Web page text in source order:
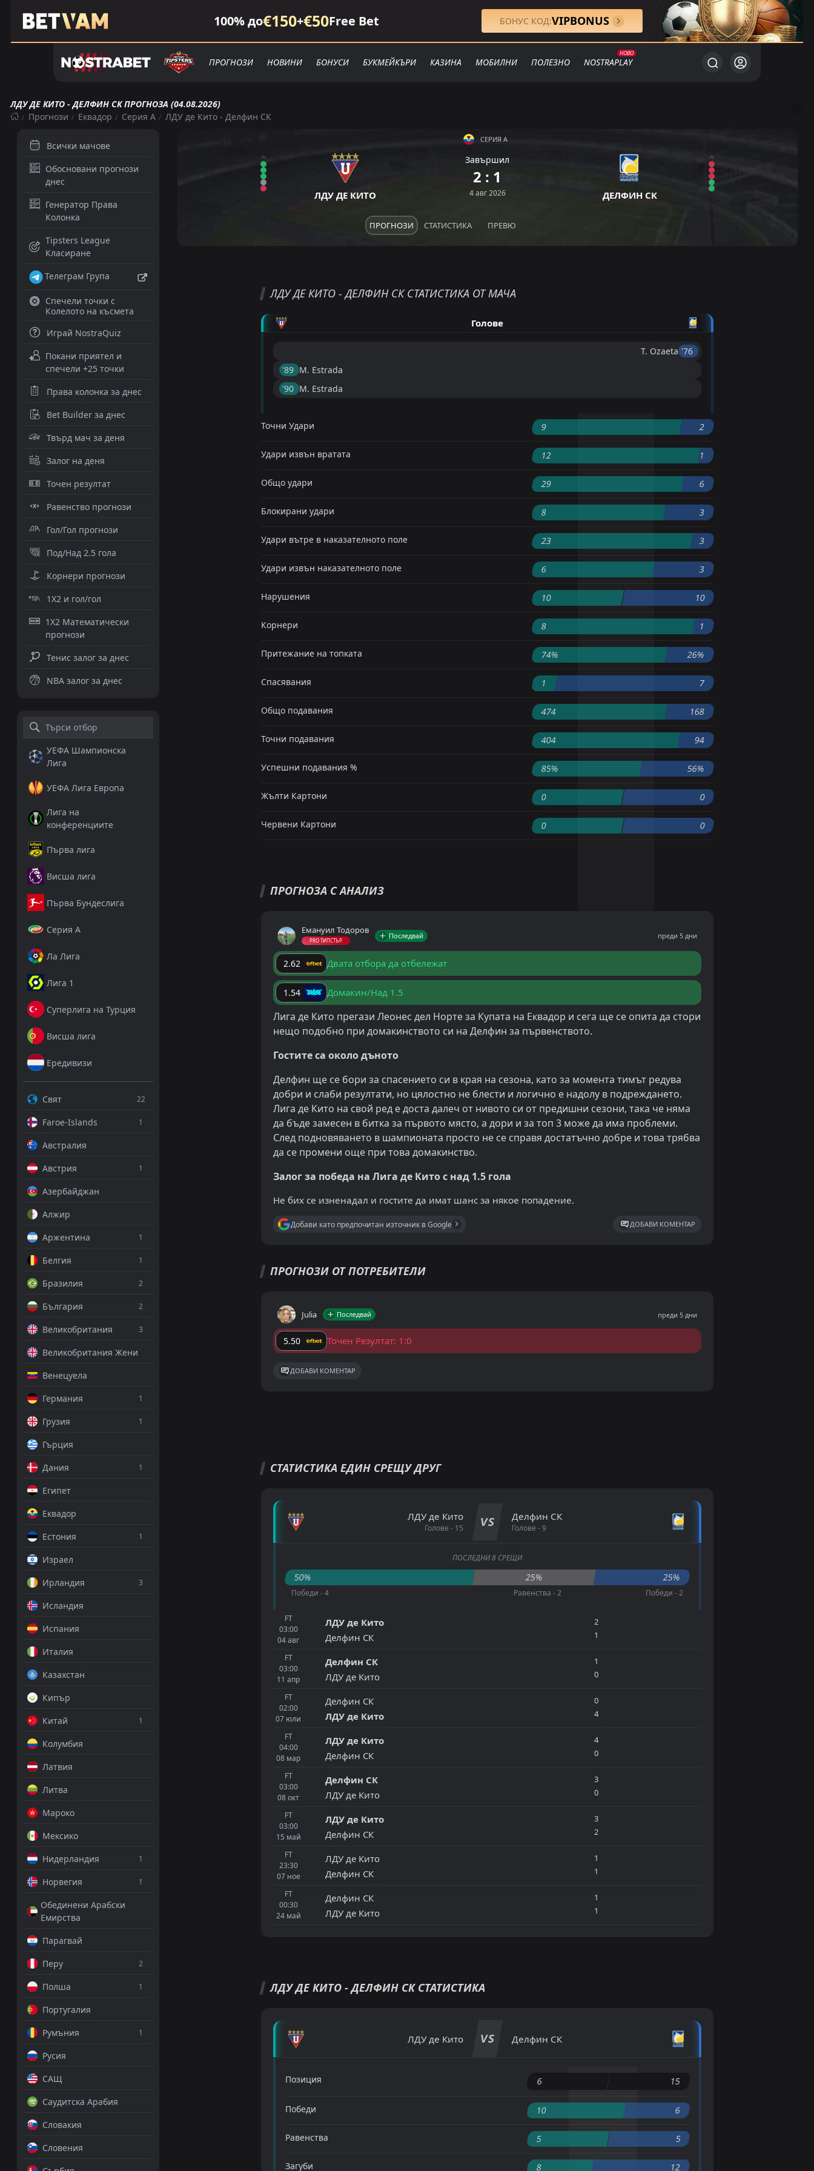
100% до€150+€50Free Bet БОНУС КОД:VIPBONUS
ПРОГНОЗИ НОВИНИ БОНУСИ БУКМЕЙКЪРИ КАЗИНА МОБИЛНИ ПОЛЕЗНО NOSTRAPLAY
ЛДУ ДЕ КИТО - ДЕЛФИН СК ПРОГНОЗА (04.08.2026)
Прогнози
Еквадор Серия А ЛДУ де Кито - Делфин СК
Всички мачове
Обосновани прогнози
днес
Генератор Права
Колонка
Tipsters League
Класиране
Телеграм Група
Спечели точки с
Колелото на късмета
Играй NostraQuiz
Покани приятел и
спечели +25 точки
Права колонка за днес
Bet Builder за днес
Твърд мач за деня
Залог на деня
Точен резултат
Равенство прогнози
Гол/Гол прогнози
Под/Над 2.5 гола
Корнери прогнози
1X2 и гол/гол
1X2 Математически
прогнози
Тенис залог за днес
NBA залог за днес
УЕФА Шампионска
Лига
УЕФА Лига Европа
Лига на
конференциите
Първа лига
Висша лига
Първа Бундеслига
Серия А
Ла Лига
Лига 1
Суперлига на Турция
Висша лига
Ередивизи
Свят 22
Faroe-Islands 1
Австралия
Австрия
1
Азербайджан
Алжир
Аржентина
1
Белгия 1
Бразилия 2
България 2
Великобритания 3
Великобритания Жени
Венецуела
Германия
1
Грузия 1
Гърция
Дания
1
Египет
Еквадор
Естония
1
Израел
Ирландия
3
Исландия
Испания
Италия
Казахстан
Кипър
Китай
1
Колумбия
Латвия
Литва
Мароко
Мексико
Нидерландия
1
Норвегия 1
Обединени Арабски
Емирства
Парагвай
Перу
2
Полша 1
Португалия
Румъния
1
Русия
САЩ
Саудитска Арабия
Словакия
Словения
СЕРИЯ А
ЛДУ ДЕ КИТО
Завършил
2 : 1
4 авг 2026 ДЕЛФИН СК
ПРОГНОЗИ СТАТИСТИКА ПРЕВЮ
ЛДУ ДЕ КИТО - ДЕЛФИН СК СТАТИСТИКА ОТ МАЧА
Голове
T. Ozaeta '76 ︎
'89 ︎ M. Estrada
'90 ︎ M. Estrada
Точни Удари 9 2
Удари извън вратата 12 1
Общо удари 29 6
Блокирани удари 8 3
Удари вътре в наказателното поле 23 3
Удари извън наказателното поле 6 3
Нарушения 10 10
Корнери 8 1
Притежание на топката 74% 26%
Спасявания 1 7
Общо подавания 474 168
Точни подавания 404 94
Успешни подавания % 85% 56%
Жълти Картони 0 0
Червени Картони 0 0
ПРОГНОЗА С АНАЛИЗ
Емануил Тодоров
PRO ТИПСТЪР
Последвай преди 5 дни
2.62 Двата отбора да отбележат
1.54 Домакин/Над 1.5
Лига де Кито прегази Леонес дел Норте за Купата на Еквадор и сега ще се опита да стори
нещо подобно при домакинството си на Делфин за първенството.
Гостите са около дъното
Делфин ще се бори за спасението си в края на сезона, като за момента тимът редува
добри и слаби резултати, но цялостно не блести и логично е надолу в подреждането.
Лига де Кито на свой ред е доста далеч от нивото си от предишни сезони, така че няма
да бъде замесен в битка за първото място, а дори и за топ 3 може да има проблеми.
След подновяването в шампионата просто не се справя достатъчно добре и това трябва
да се промени още при това домакинство.
Залог за победа на Лига де Кито с над 1.5 гола
Не бих се изненадал и гостите да имат шанс за някое попадение.
Добави като предпочитан източник в Google ДОБАВИ КОМЕНТАР
ПРОГНОЗИ ОТ ПОТРЕБИТЕЛИ
Julia Последвай преди 5 дни
5.50 Точен Резултат: 1:0
ДОБАВИ КОМЕНТАР
СТАТИСТИКА ЕДИН СРЕЩУ ДРУГ
ЛДУ де Кито
Голове - 15 VS Делфин СК
Голове - 9
ПОСЛЕДНИ 8 СРЕЩИ
50% 25% 25%
Победи - 4 Равенства - 2 Победи - 2
FT
03:00
04авг
ЛДУ де Кито
Делфин СК
2
1
FT
03:00
11 апр
Делфин СК
ЛДУ де Кито
1
0
FT
02:00
07 юли
Делфин СК
ЛДУ де Кито
0
4
FT
04:00
08 мар
ЛДУ де Кито
Делфин СК
4
0
FT
03:00
08окт
Делфин СК
ЛДУ де Кито
3
0
FT
03:00
15 май
ЛДУ де Кито
Делфин СК
3
2
FT
23:30
07 ное
ЛДУ де Кито
Делфин СК
1
1
FT
00:30
24 май
Делфин СК
ЛДУ де Кито
1
1
ЛДУ ДЕ КИТО - ДЕЛФИН СК СТАТИСТИКА
ЛДУ де Кито VS Делфин СК
Позиция 6 15
Победи 10 6
Равенства 5 5
Загуби 8 12